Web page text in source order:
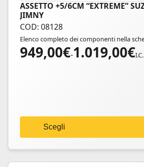
ASSETTO +5/6CM “EXTREME”
JIMNY
COD: 08128
Elenco completo dei componenti nella
949,00€-1.019,00€
Fascia
1.019,00€
I.C.
Scegli
Questo
prodotto
ha
più
varianti.
pagina
del